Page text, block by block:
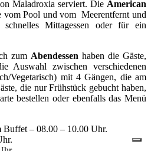
Maladroxia serviert. Die American
vom Pool und vom Meerentfernt und
Mittagessen oder für ein
zum Abendessen haben die Gäste,
Auswahl zwischen verschiedenen
Vegetarisch) mit 4 Gängen, die am
die nur Frühstück gebucht haben,
bestellen oder ebenfalls das Menü
Buffet – 08.00 – 10.00 Uhr.